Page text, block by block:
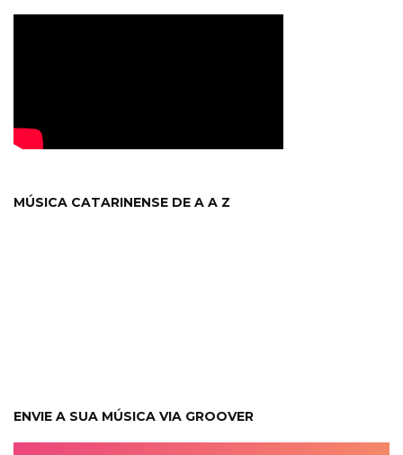
MÚSICA CATARINENSE DE A A Z
ENVIE A SUA MÚSICA VIA GROOVER